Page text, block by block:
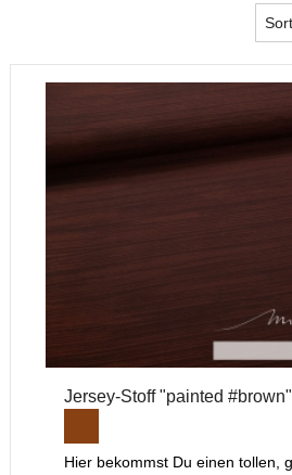
Jersey-Stoff "painted
Hier bekommst Du einen tollen,